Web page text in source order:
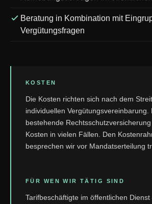
Beratung in Kombination mit
Vergütungsfragen
KOSTEN
Die Kosten richten sich nach dem
individuellen Vergütungsvereinbarung.
bestehende
Kosten in vielen Fällen. Den
besprechen wir vor Mandatserteilung
FÜR WEN WIR TÄTIG SIND
Tarifbeschäftigte im öffentlichen